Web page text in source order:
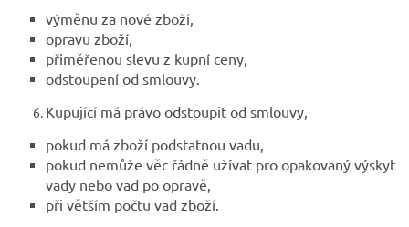
výměnu za nové zboží,
opravu zboží,
přiměřenou slevu z kupní ceny,
odstoupení od smlouvy.
Kupující má právo odstoupit od smlouvy,
pokud má zboží podstatnou vadu,
pokud nemůže věc řádně užívat pro opakovaný výskyt
vady nebo vad po opravě,
při větším počtu vad zboží.